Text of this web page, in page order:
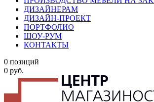
ДИЗАЙНЕРАМ
ДИЗАЙН-ПРОЕКТ
ПОРТФОЛИО
ШОУ-РУМ
КОНТАКТЫ
0 позиций
0 руб.